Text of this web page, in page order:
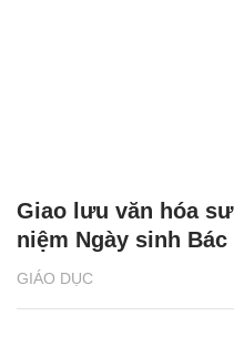
GIÁO DỤC
Giao lưu văn hóa
niệm Ngày sinh Bác